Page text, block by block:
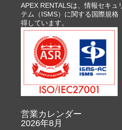
APEX RENTALSは、情報セキュ
テム（ISMS）に関する国際規格
得しています。
営業カレンダー
2026年8月